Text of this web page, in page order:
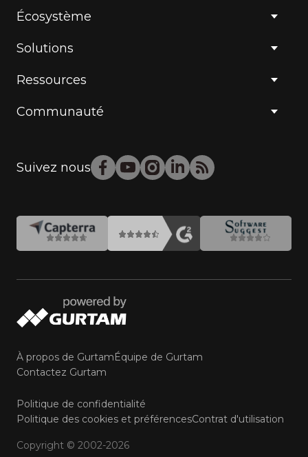
Écosystème
Solutions
Ressources
Communauté
Suivez nous
À propos de GurtamÉquipe de Gurtam
Contactez Gurtam
Politique de confidentialité
Politique des cookies et préférencesContrat d'utilisation
Copyright © 2002-2026